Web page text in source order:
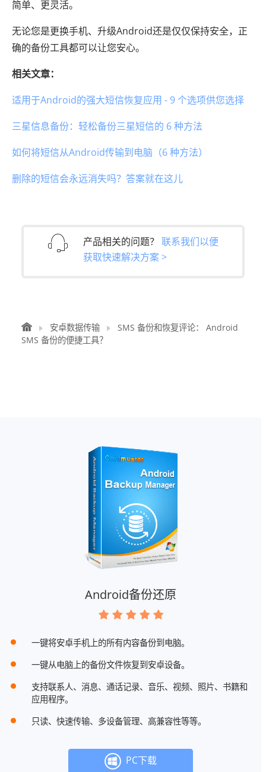
简单、更灵活。
无论您是更换手机、升级Android还是仅仅保持安全，正
确的备份工具都可以让您安心。
相关文章：
适用于Android的强大短信恢复应用 - 9 个选项供您选择
三星信息备份：轻松备份三星短信的 6 种方法
如何将短信从Android传输到电脑（6 种方法）
删除的短信会永远消失吗？答案就在这儿
产品相关的问题？ 联系我们以便
获取快速解决方案 >
安卓数据传输
SMS 备份和恢复评论： Android
SMS 备份的便捷工具？
Android备份还原
一键将安卓手机上的所有内容备份到电脑。
一键从电脑上的备份文件恢复到安卓设备。
支持联系人、消息、通话记录、音乐、视频、照片、书籍和
应用程序。
只读、快速传输、多设备管理、高兼容性等等。
PC下载